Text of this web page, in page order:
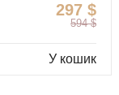
297 $
594 $
У кошик